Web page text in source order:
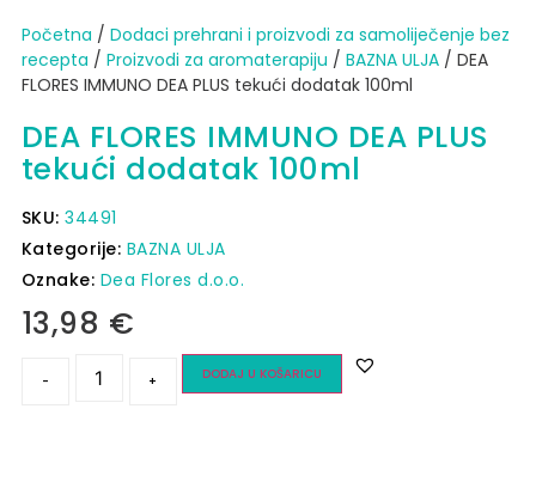
Početna / Dodaci prehrani i proizvodi za samoliječenje bez
recepta / Proizvodi za aromaterapiju / BAZNA ULJA/ DEA
FLORES IMMUNO DEA PLUS tekući dodatak 100ml
DEA FLORES IMMUNO DEA PLUS
tekući dodatak 100ml
SKU:34491
Kategorije: BAZNA ULJA
Oznake: Dea Flores d.o.o.
13,98 €
- + DODAJ U KOŠARICU